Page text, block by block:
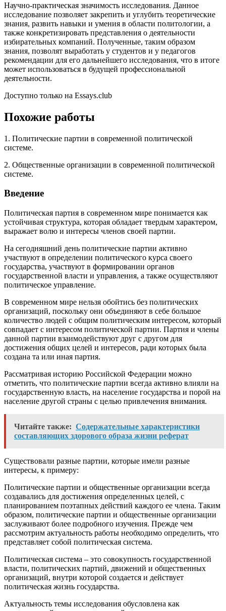
Научно-практическая значимость исследования. Данное
исследование позволяет закрепить и углубить теоретические
знания, развить навыки и умения в области политологии, а
также конкретизировать представления о деятельности
избирательных компаний. Полученные, таким образом
знания, позволят выработать у студентов и у педагогов
рекомендации для его дальнейшего исследования, что в итоге
может использоваться в будущей профессиональной
деятельности.
Доступно только на Essays.club
Похожие работы
1. Политические партии в современной политической
системе.
2. Общественные организации в современной политической
системе.
Введение
Политическая партия в современном мире понимается как
устойчивая структура, которая обладает твердым характером,
выражает волю и интересы членов своей партии.
На сегодняшний день политические партии активно
участвуют в определении политического курса своего
государства, участвуют в формировании органов
государственной власти и управления, а также осуществляют
политическое управление.
В современном мире нельзя обойтись без политических
организаций, поскольку они объединяют в себе большое
количество людей с общим политическим интересом, который
совпадает с интересом политической партии. Партия и члены
данной партии взаимодействуют друг с другом для
достижения общих целей и интересов, ради которых была
создана та или иная партия.
Рассматривая историю Российской Федерации можно
отметить, что политические партии всегда активно влияли на
государственную власть, на население государства и порой на
население другой страны с целью привлечения внимания.
Читайте также: Содержательные характеристики
составляющих здорового образа жизни реферат
Существовали разные партии, которые имели разные
интересы, к примеру:
Политические партии и общественные организации всегда
создавались для достижения определенных целей, с
планированием поэтапных действий каждого ее члена. Таким
образом, политические партии и общественные организации
заслуживают более подробного изучения. Прежде чем
рассмотрим актуальность работы необходимо определить, что
представляет собой политическая система.
Политическая система – это совокупность государственной
власти, политических партий, движений и общественных
организаций, внутри которой создается и действует
политическая жизнь государства.
Актуальность темы исследования обусловлена как